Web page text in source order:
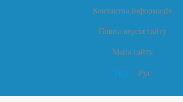
Контактна інформація
Повна версія сайту
Мапа сайту
Укр Рус